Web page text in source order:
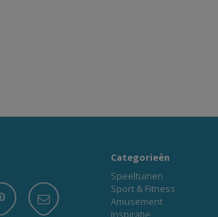
Categorieën
Speeltuinen
Sport & Fitness
Amusement
Inspiratie